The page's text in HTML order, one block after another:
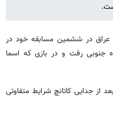
عراق در ششمین مسابقه خود در
جنوبی رفت و در بازی که اسما
از جدایی کاتانچ شرایط متفاوتی